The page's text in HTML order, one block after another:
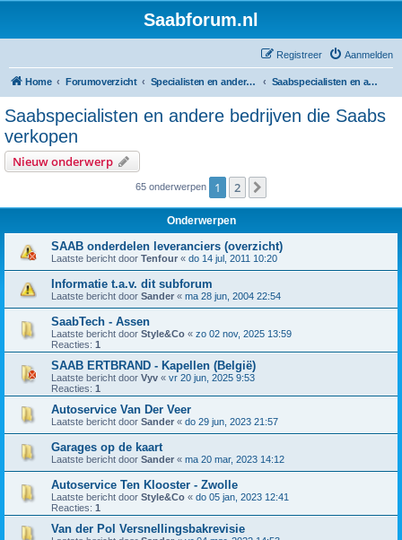
Saabforum.nl
Aanmelden
Registreer
Home Forumoverzicht Specialisten en andere Saabgaragisten Saabspecialisten en andere bedrijven die Saabs verkopen
Saabspecialisten en andere bedrijven die Saabs
verkopen
Nieuw onderwerp
65 onderwerpen 1 2
Onderwerpen
SAAB onderdelen leveranciers (overzicht)
Laatste bericht door Tenfour « do 14 jul, 2011 10:20
Informatie t.a.v. dit subforum
Laatste bericht door Sander « ma 28 jun, 2004 22:54
SaabTech - Assen
Laatste bericht door Style&Co « zo 02 nov, 2025 13:59
Reacties: 1
SAAB ERTBRAND - Kapellen (België)
Laatste bericht door Vyv « vr 20 jun, 2025 9:53
Reacties: 1
Autoservice Van Der Veer
Laatste bericht door Sander « do 29 jun, 2023 21:57
Garages op de kaart
Laatste bericht door Sander « ma 20 mar, 2023 14:12
Autoservice Ten Klooster - Zwolle
Laatste bericht door Style&Co « do 05 jan, 2023 12:41
Reacties: 1
Van der Pol Versnellingsbakrevisie